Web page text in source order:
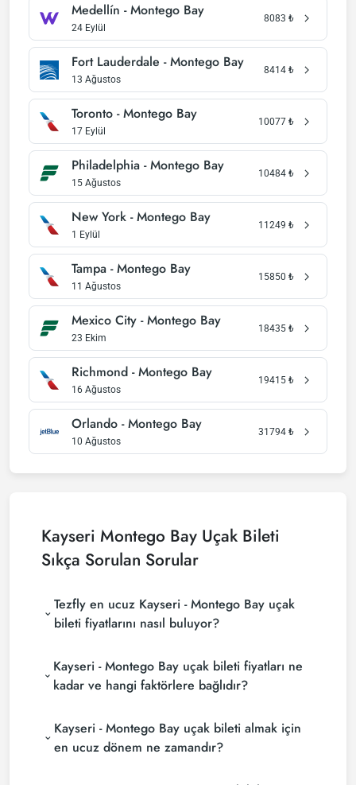
Medellín - Montego Bay
24 Eylül
8083 ₺
Fort Lauderdale - Montego Bay
13 Ağustos
8414 ₺
Toronto - Montego Bay
17 Eylül
10077 ₺
Philadelphia - Montego Bay
15 Ağustos
10484 ₺
New York - Montego Bay
1 Eylül
11249 ₺
Tampa - Montego Bay
11 Ağustos
15850 ₺
Mexico City - Montego Bay
23 Ekim
18435 ₺
Richmond - Montego Bay
16 Ağustos
19415 ₺
Orlando - Montego Bay
10 Ağustos
31794 ₺
Kayseri Montego Bay Uçak Bileti
Sıkça Sorulan Sorular
Tezfly en ucuz Kayseri - Montego Bay uçak
bileti fiyatlarını nasıl buluyor?
fiyatlarını bulmak için tur operatörleri, büyük
rezervasyon siteleri (konsolidatörler) ve yüzlerce
havayolu sitesini aramaktadır. Tezfly sitesinde
arayarak ucuz Kayseri - Montego Bay uçak
biletlerini bulup karşılaştırabilir ve un uygun biletini
Kayseri - Montego Bay uçak bileti fiyatları ne
kadar ve hangi faktörlere bağlıdır?
şirketine, seyahat tarihlerinize, bilet sınıfınıza ve
rezervasyon yapılan döneme göre değişiklik
Kayseri - Montego Bay uçak bileti almak için
en ucuz dönem ne zamandır?